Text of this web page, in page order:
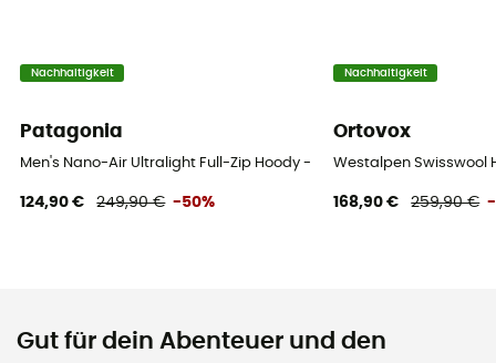
Nachhaltigkeit
Patagonia
Men's Nano-Air Ultralight Full-Zip Hoody - Softshelljacke - Herren
124,90 € 249,90 € -50%
Nachhaltigkeit
Ortovox
Westalpen Swisswool
168,90 € 259,90 € -
Gut für dein Abenteuer und den